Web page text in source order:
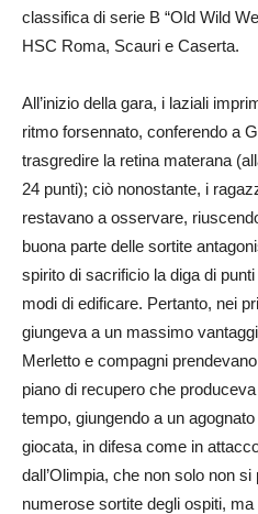
classifica di serie B “Old Wild
HSC Roma, Scauri e Caserta.
All’inizio della gara, i laziali
ritmo forsennato, conferendo a
trasgredire la retina materana
24 punti); ciò nonostante, i
restavano a osservare,
buona parte delle sortite
spirito di sacrificio la diga di
modi di edificare. Pertanto, nei
giungeva a un massimo
Merletto e compagni
piano di recupero che
tempo, giungendo a un
giocata, in difesa come in
dall’Olimpia, che non solo non
numerose sortite degli ospiti,